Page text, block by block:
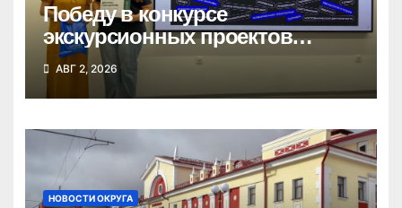
Победу в конкурсе
экскурсионных проектов
одержала школьница из
Татарска
АВГ 2, 2026
НОВОСТИ ОКРУГА